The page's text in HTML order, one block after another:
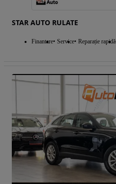
STAR AUTO RULATE
Finantare Service Reparație rapidă